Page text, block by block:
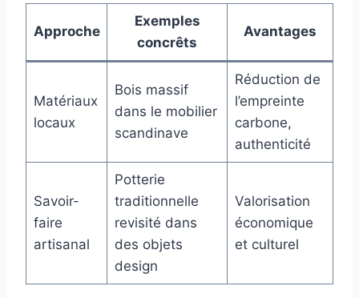
Approche
Exemples
concrêts
Avantages
Matériaux
locaux
Bois massif
dans le mobilier
scandinave
Réduction de
l’empreinte
carbone,
authenticité
Savoir-
faire
artisanal
Potterie
traditionnelle
revisité dans
des objets
design
Valorisation
économique
et culturel